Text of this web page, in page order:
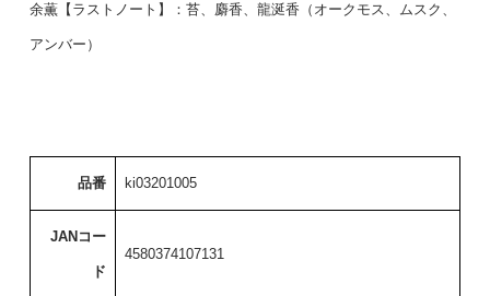
余薫【ラストノート】：苔、麝香、龍涎香（オークモス、ムスク、
アンバー）
品番 ki03201005
JANコー
ド
4580374107131